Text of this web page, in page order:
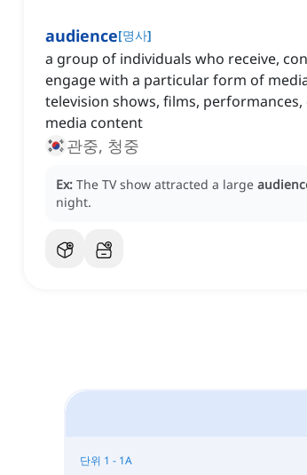
audience[명사]
a group of individuals who receive,
engage with a particular form of
television shows, films, performances,
media content
관중, 청중
Ex: The TV show attracted a large
night.
단위 1 - 1A